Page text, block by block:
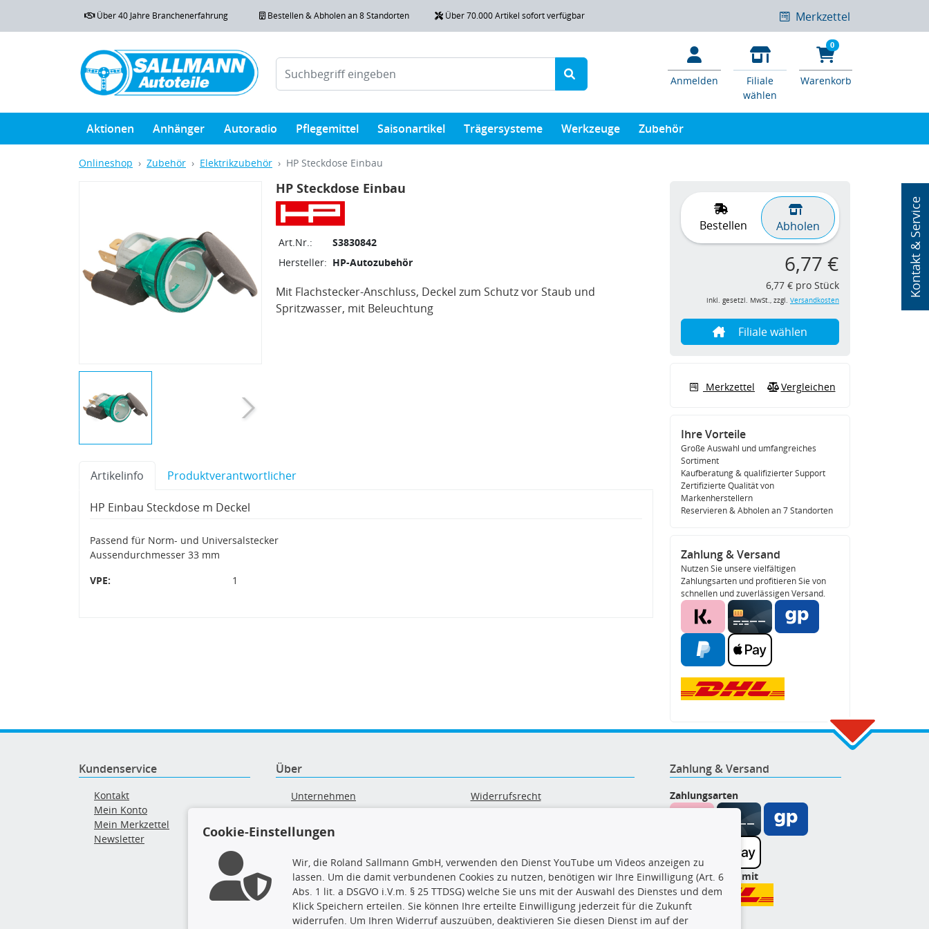
Kontakt & Service
Über 40 Jahre Branchenerfahrung Bestellen & Abholen an 8 Standorten Über 70.000 Artikel sofort verfügbar Merkzettel
Anmelden
Filiale
wählen
0
Warenkorb
Aktionen Anhänger Autoradio Pflegemittel Saisonartikel Trägersysteme Werkzeuge Zubehör
Onlineshop Zubehör Elektrikzubehör HP Steckdose Einbau
HP Steckdose Einbau
Art.Nr.:
S3830842
Hersteller: HP-Autozubehör
Mit Flachstecker-Anschluss, Deckel zum Schutz vor Staub und
Spritzwasser, mit Beleuchtung
Artikelinfo Produktverantwortlicher
HP Einbau Steckdose m Deckel
Passend für Norm- und Universalstecker
Aussendurchmesser 33 mm
VPE:
1
Bestellen Abholen
6,77 €
6,77 € pro Stück
inkl. gesetzl. MwSt., zzgl. Versandkosten
Filiale wählen
Merkzettel Vergleichen
Ihre Vorteile
Große Auswahl und umfangreiches
Sortiment
Kaufberatung & qualifizierter Support
Zertifizierte Qualität von
Markenherstellern
Reservieren & Abholen an 7 Standorten
Zahlung & Versand
Nutzen Sie unsere vielfältigen
Zahlungsarten und profitieren Sie von
schnellen und zuverlässigen Versand.
Kundenservice
Kontakt
Mein Konto
Mein Merkzettel
Newsletter
Über
Unternehmen
AGB
Versand & Zahlung
Altgeräte-/ Batterieentsorgung
Widerrufsrecht
Widerrufsformular
Barrierefreiheitserklärung
Zahlung & Versand
Zahlungsarten
Wir versenden mit
Cookie-Einstellungen
Wir, die Roland Sallmann GmbH, verwenden den Dienst YouTube um Videos anzeigen zu
lassen. Um die damit verbundenen Cookies zu nutzen, benötigen wir Ihre Einwilligung (Art. 6
Abs. 1 lit. a DSGVO i.V.m. § 25 TTDSG) welche Sie uns mit der Auswahl des Dienstes und dem
Klick Speichern erteilen. Sie können Ihre erteilte Einwilligung jederzeit für die Zukunft
widerrufen. Um Ihren Widerruf auszuüben, deaktivieren Sie diesen Dienst im auf der